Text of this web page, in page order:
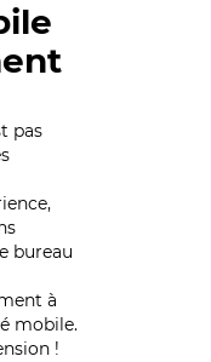
pas
bureau
à
mobile.
!